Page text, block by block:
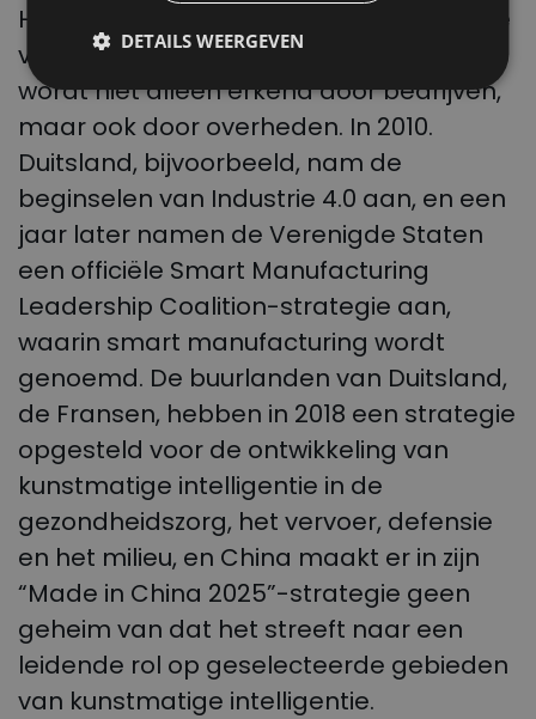
Het belang van kunstmatige intelligentie
voor de ontwikkeling van de economie
wordt niet alleen erkend door bedrijven,
maar ook door overheden. In 2010.
Duitsland, bijvoorbeeld, nam de
beginselen van Industrie 4.0 aan, en een
jaar later namen de Verenigde Staten
een officiële Smart Manufacturing
Leadership Coalition-strategie aan,
waarin smart manufacturing wordt
genoemd. De buurlanden van Duitsland,
de Fransen, hebben in 2018 een strategie
opgesteld voor de ontwikkeling van
kunstmatige intelligentie in de
gezondheidszorg, het vervoer, defensie
en het milieu, en China maakt er in zijn
“Made in China 2025”-strategie geen
geheim van dat het streeft naar een
leidende rol op geselecteerde gebieden
van kunstmatige intelligentie.
DETAILS WEERGEVEN